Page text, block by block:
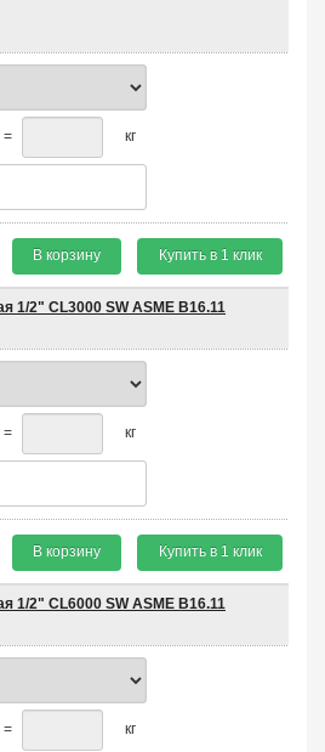
= кг
В корзину Купить в 1 клик
1/2" CL3000 SW ASME B16.11
= кг
В корзину Купить в 1 клик
1/2" CL6000 SW ASME B16.11
= кг